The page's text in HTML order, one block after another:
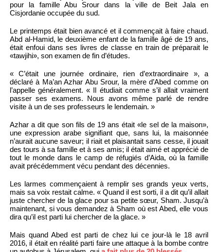
pour la famille Abu Srour dans la ville de Beit Jala en
Cisjordanie occupée du sud.
Le printemps était bien avancé et il commençait à faire chaud.
Abd al-Hamid, le deuxième enfant de la famille âgé de 19 ans,
était enfoui dans ses livres de classe en train de préparait le
«tawjihi», son examen de fin d’études.
« C’était une journée ordinaire, rien d’extraordinaire », a
déclaré à Ma’an Azhar Abu Srour, la mère d’Abed comme on
l’appelle généralement. « Il étudiait comme s’il allait vraiment
passer ses examens. Nous avons même parlé de rendre
visite à un de ses professeurs le lendemain. »
Azhar a dit que son fils de 19 ans était «le sel de la maison»,
une expression arabe signifiant que, sans lui, la maisonnée
n’aurait aucune saveur; il riait et plaisantait sans cesse, il jouait
des tours à sa famille et à ses amis; il était aimé et apprécié de
tout le monde dans le camp de réfugiés d’Aida, où la famille
avait précédemment vécu pendant des décennies.
Les larmes commençaient à remplir ses grands yeux verts,
mais sa voix restait calme. « Quand il est sorti, il a dit qu’il allait
juste chercher de la glace pour sa petite sœur, Sham. Jusqu’à
maintenant, si vous demandez à Sham où est Abed, elle vous
dira qu’il est parti lui chercher de la glace. »
Mais quand Abed est parti de chez lui ce jour-là le 18 avril
2016, il était en réalité parti faire une attaque à la bombe contre